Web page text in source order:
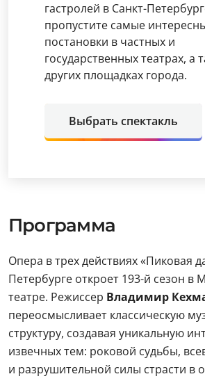
гастролей в Санкт-
пропустите самые
постановки в частных и
государственных театрах, а
других площадках города.
Выбрать спектакль
Программа
Опера в трех действиях «Пиковая
Петербурге откроет 193-й сезон в
театре. Режиссер Владимир
переосмысливает классическую
структуру, создавая уникальную
извечных тем: роковой судьбы,
и разрушительной силы страсти в